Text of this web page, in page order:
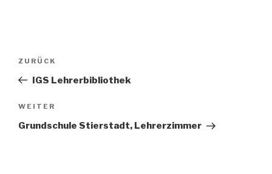
Beitragsnavigation
Vorheriger
Beitrag
ZURÜCK
IGS Lehrerbibliothek
Nächster
Beitrag
WEITER
Grundschule Stierstadt, Lehrerzimmer